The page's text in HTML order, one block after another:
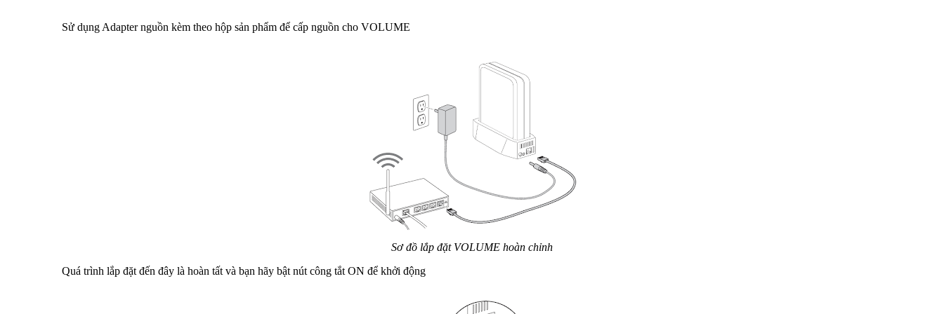
Sử dụng Adapter nguồn kèm theo hộp sản phẩm để cấp nguồn cho VOLUME
Sơ đồ lắp đặt VOLUME hoàn chỉnh
Quá trình lắp đặt đến đây là hoàn tất và bạn hãy bật nút công tắt ON để khởi động